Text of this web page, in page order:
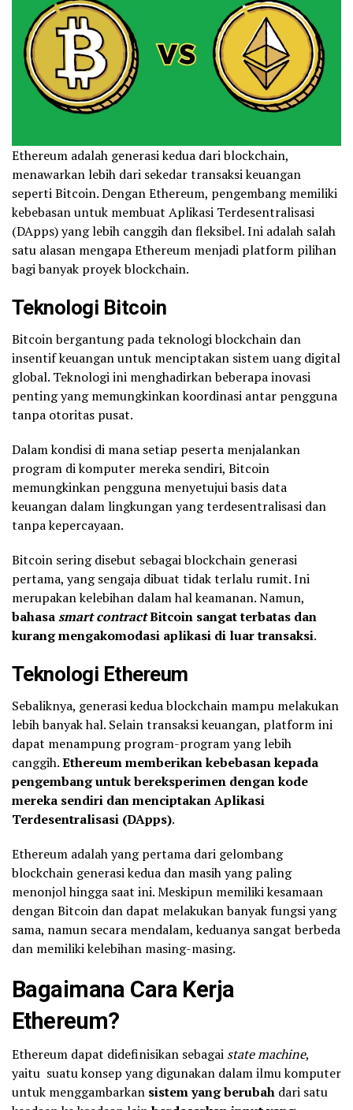
Ethereum adalah generasi kedua dari blockchain,
menawarkan lebih dari sekedar transaksi keuangan
seperti Bitcoin. Dengan Ethereum, pengembang memiliki
kebebasan untuk membuat Aplikasi Terdesentralisasi
(DApps) yang lebih canggih dan fleksibel. Ini adalah salah
satu alasan mengapa Ethereum menjadi platform pilihan
bagi banyak proyek blockchain.
Teknologi Bitcoin
Bitcoin bergantung pada teknologi blockchain dan
insentif keuangan untuk menciptakan sistem uang digital
global. Teknologi ini menghadirkan beberapa inovasi
penting yang memungkinkan koordinasi antar pengguna
tanpa otoritas pusat.
Dalam kondisi di mana setiap peserta menjalankan
program di komputer mereka sendiri, Bitcoin
memungkinkan pengguna menyetujui basis data
keuangan dalam lingkungan yang terdesentralisasi dan
tanpa kepercayaan.
Bitcoin sering disebut sebagai blockchain generasi
pertama, yang sengaja dibuat tidak terlalu rumit. Ini
merupakan kelebihan dalam hal keamanan. Namun,
bahasasmart contractBitcoin sangat terbatas dan
kurang mengakomodasi aplikasi di luar transaksi.
Teknologi Ethereum
Sebaliknya, generasi kedua blockchain mampu melakukan
lebih banyak hal. Selain transaksi keuangan, platform ini
dapat menampung program-program yang lebih
canggih.Ethereum memberikan kebebasan kepada
pengembang untuk bereksperimen dengan kode
mereka sendiri dan menciptakan Aplikasi
Terdesentralisasi (DApps).
Ethereum adalah yang pertama dari gelombang
blockchain generasi kedua dan masih yang paling
menonjol hingga saat ini. Meskipun memiliki kesamaan
dengan Bitcoin dan dapat melakukan banyak fungsi yang
sama, namun secara mendalam, keduanya sangat berbeda
dan memiliki kelebihan masing-masing.
Bagaimana Cara Kerja
Ethereum?
Ethereum dapat didefinisikan sebagai state machine,
yaitu suatu konsep yang digunakan dalam ilmu komputer
untuk menggambarkan sistem yang berubah dari satu